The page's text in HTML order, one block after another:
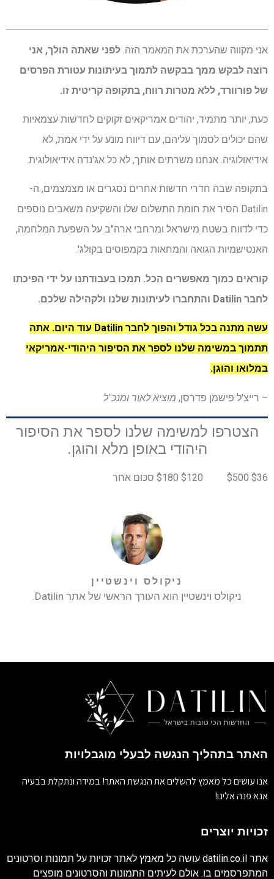
אני מקווה שהערכת את המאמר הזה. לפני שאתה הולך, אני
רוצה לבקש ממך בבקשה לתמוך בעיתונות עטורת הפרסים
של פורוורד, ללא מטרות רווח, בתקופה קריטית זו.
כעת, יותר מתמיד, יהודים אמריקאים זקוקים לחדשות עצמאיות
שהם יכולים לסמוך עליהם, עם דיווח מונע על ידי אמת, לא
אידיאולוגיה. אנחנו משרתים אותך, לא כל אג'נדה אידיאולוגית.
בתקופה שבה חדרי חדשות אחרים נסגרים או מצמצמים, ה-
Datilin הסיר את חומת התשלום שלו והשקיעה משאבים נוספים
כדי לדווח בשטח מישראל ומרחבי ארה"ב על השפעת המלחמה,
האנטישמיות הגואה והמחאות בקמפוסים בקולג'.
קוראים כמוך מאפשרים הכל. תמכו בעבודתנו על ידי הפיכתו
לחבר Datilin והתחברו לעיתונות שלנו ולקהילה שלכם.
עשה מתנה בכל גודל והפוך לחבר Datilin עוד היום. אתה
תתמוך במשימה שלנו לספר את הסיפור היהודי-אמריקאי
במלואו והוגן.
– רייצ'ל פישמן פדרסן, מוציא לאור ומנכ"ל
הצטרפו למשימה שלנו לספר את הסיפור
היהודי באופן מלא והוגן.
$36 $500 $120 $180 סכום אחר
ניקולס וינשטיין
ניקולס וינשטיין הוא העורך הראשי של אתר Datilin.
האתר בתהליך הנגשה לבעלי מוגבלויות
אנו עושים כל מאמץ להשלים את הנגשת האתר! במידה ונתקלת בבעיה
אנא פנה אלינו!
זכויות יוצרים
אתר datilin.co.il עושה כל מאמץ לאתר זכויות על תמונות וסרטונים
המתפרסמים בו. אולם לעיתים התמונות והסרטונים מופצים